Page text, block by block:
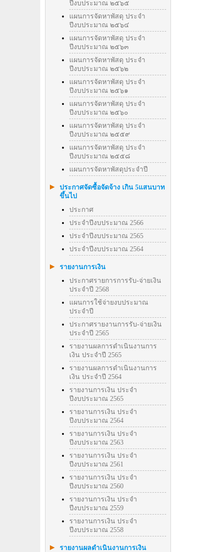
ปีงบประมาณ ๒๕๖๕
แผนการจัดหาพัสดุ ประจำ
ปีงบประมาณ ๒๕๖๔
แผนการจัดหาพัสดุ ประจำ
ปีงบประมาณ ๒๕๖๓
แผนการจัดหาพัสดุ ประจำ
ปีงบประมาณ ๒๕๖๒
แผนการจัดหาพัสดุ ประจำ
ปีงบประมาณ ๒๕๖๑
แผนการจัดหาพัสดุ ประจำ
ปีงบประมาณ ๒๕๖๐
แผนการจัดหาพัสดุ ประจำ
ปีงบประมาณ ๒๕๕๙
แผนการจัดหาพัสดุ ประจำ
ปีงบประมาณ ๒๕๕๘
แผนการจัดหาพัสดุประจำปี
ประกาศจัดซื้อจัดจ้าง เกิน 5แสนบาท
ขึ้นไป
ประกาศ
ประจำปีงบประมาณ 2566
ประจำปีงบประมาณ 2565
ประจำปีงบประมาณ 2564
รายงานการเงิน
ประกาศรายการการรับ-จ่ายเงิน
ประจำปี 2568
แผนการใช้จ่ายงบประมาณ
ประจำปี
ประกาศรายงานการรับ-จ่ายเงิน
ประจำปี 2565
รายงานผลการดำเนินงานการ
เงิน ประจำปี 2565
รายงานผลการดำเนินงานการ
เงิน ประจำปี 2564
รายงานการเงิน ประจำ
ปีงบประมาณ 2565
รายงานการเงิน ประจำ
ปีงบประมาณ 2564
รายงานการเงิน ประจำ
ปีงบประมาณ 2563
รายงานการเงิน ประจำ
ปีงบประมาณ 2561
รายงานการเงิน ประจำ
ปีงบประมาณ 2560
รายงานการเงิน ประจำ
ปีงบประมาณ 2559
รายงานการเงิน ประจำ
ปีงบประมาณ 2558
รายงานผลดำเนินงานการเงิน